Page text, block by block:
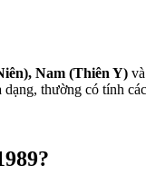
Nam (Thiên Y) và
thường có tính